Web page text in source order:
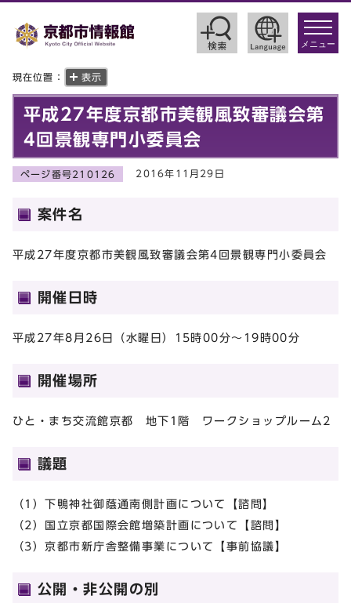
toggle
メニュー
現在位置： 表示
平成27年度京都市美観風致審議会第
4回景観専門小委員会
ページ番号210126 2016年11月29日
案件名
平成27年度京都市美観風致審議会第4回景観専門小委員会
開催日時
平成27年8月26日（水曜日）15時00分～19時00分
開催場所
ひと・まち交流館京都 地下1階 ワークショップルーム2
議題
（1）下鴨神社御蔭通南側計画について【諮問】
（2）国立京都国際会館増築計画について【諮問】
（3）京都市新庁舎整備事業について【事前協議】
公開・非公開の別